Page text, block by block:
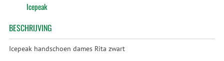
Icepeak
BESCHRIJVING
Icepeak handschoen dames Rita zwart